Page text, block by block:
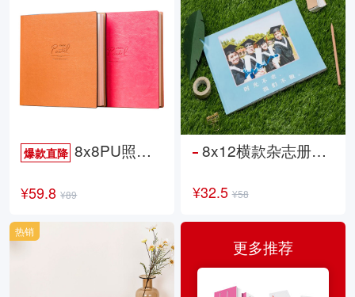
爆款直降 8x8PU照片书NewLife
¥59.8 ¥89
8x12横款杂志册26p
¥32.5 ¥58
热销
更多推荐